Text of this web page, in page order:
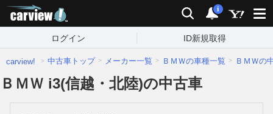
検索 通知
i
ログイン ID新規取得
carview! 中古車トップ メーカー一覧 ＢＭＷの車種一覧 ＢＭＷの
ＢＭＷ i3(信越・北陸)の中古車